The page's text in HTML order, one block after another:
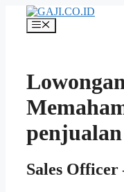
Langsung
Menu
penjualan
Sales Officer